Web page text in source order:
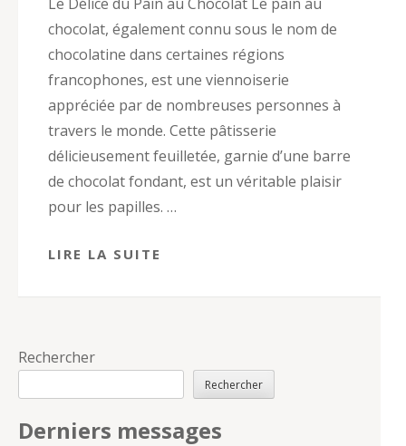
chocolat, également connu sous le nom de
chocolatine dans certaines régions
francophones, est une viennoiserie
appréciée par de nombreuses personnes à
travers le monde. Cette pâtisserie
délicieusement feuilletée, garnie d’une barre
de chocolat fondant, est un véritable plaisir
pour les papilles. …
LIRE LA SUITE
Rechercher
Rechercher
Derniers messages